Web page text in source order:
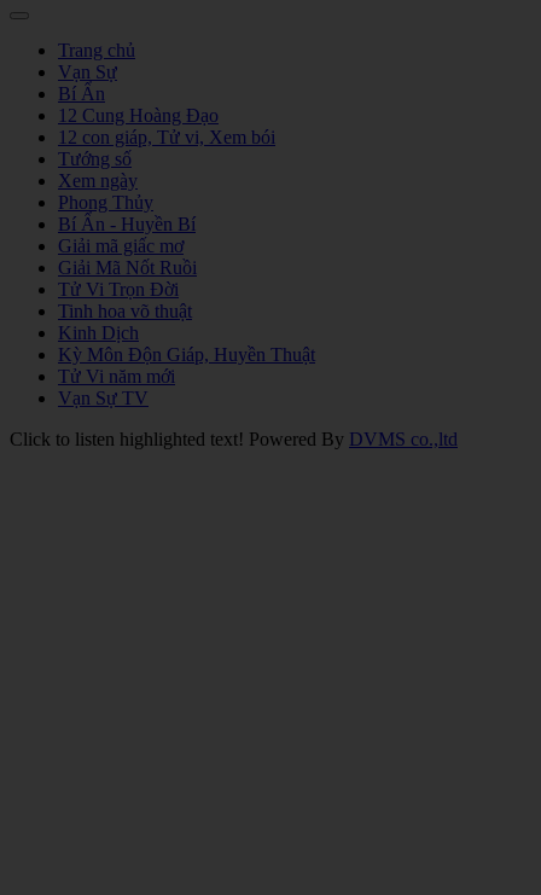
Trang chủ
Vạn Sự
Bí Ẩn
12 Cung Hoàng Đạo
12 con giáp, Tử vi, Xem bói
Tướng số
Xem ngày
Phong Thủy
Bí Ẩn - Huyền Bí
Giải mã giấc mơ
Giải Mã Nốt Ruồi
Tử Vi Trọn Đời
Tinh hoa võ thuật
Kinh Dịch
Kỳ Môn Độn Giáp, Huyền Thuật
Tử Vi năm mới
Vạn Sự TV
Click to listen highlighted text! Powered By DVMS co.,ltd